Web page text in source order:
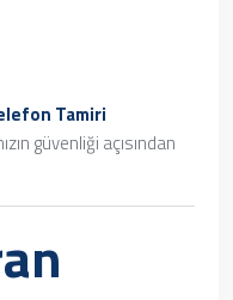
Tamiri
güvenliği açısından